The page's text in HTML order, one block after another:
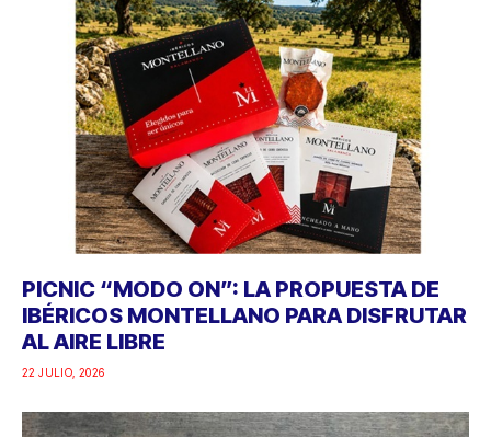
PICNIC “MODO ON”: LA PROPUESTA DE
IBÉRICOS MONTELLANO PARA DISFRUTAR
AL AIRE LIBRE
22 JULIO, 2026